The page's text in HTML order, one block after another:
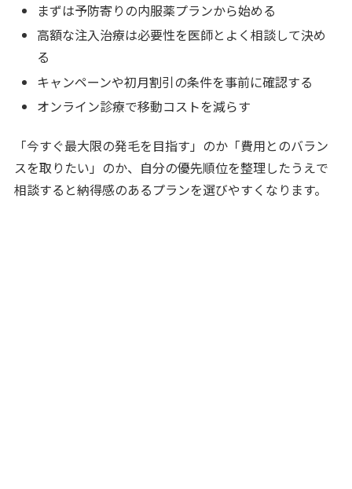
まずは予防寄りの内服薬プランから始める
高額な注入治療は必要性を医師とよく相談して決め
る
キャンペーンや初月割引の条件を事前に確認する
オンライン診療で移動コストを減らす
「今すぐ最大限の発毛を目指す」のか「費用とのバラン
スを取りたい」のか、自分の優先順位を整理したうえで
相談すると納得感のあるプランを選びやすくなります。